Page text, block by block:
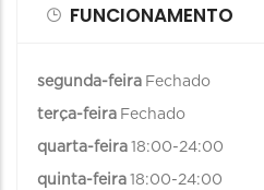
FUNCIONAMENTO
segunda-feira Fechado
terça-feira Fechado
quarta-feira 18:00-24:00
quinta-feira 18:00-24:00